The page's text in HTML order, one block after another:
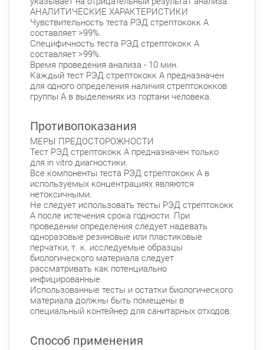
АНАЛИТИЧЕСКИЕ ХАРАКТЕРИСТИКИ
Чувствительность теста РЭД стрептококк А
составляет >99%.
Специфичность теста РЭД стрептококк А
составляет >99%.
Время проведения анализа - 10 мин.
Каждый тест РЭД стрептококк А предназначен
для одного определения наличия стрептококков
группы А в выделениях из гортани человека.
Противопоказания
МЕРЫ ПРЕДОСТОРОЖНОСТИ
Тест РЭД стрептококк А предназначен только
для in vitro диагностики.
Все компоненты теста РЭД стрептококк А в
используемых концентрациях являются
нетоксичными.
Не следует использовать тесты РЭД стрептококк
А после истечения срока годности. При
проведении определения следует надевать
одноразовые резиновые или пластиковые
перчатки, т. к. исследуемые образцы
биологического материала следует
рассматривать как потенциально
инфицированные.
Использованные тесты и остатки биологического
материала должны быть помещены в
специальный контейнер для санитарных отходов.
Способ применения